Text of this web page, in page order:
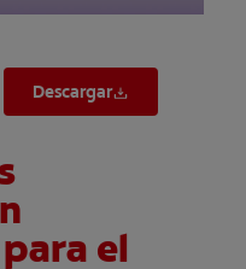
Descargar
el